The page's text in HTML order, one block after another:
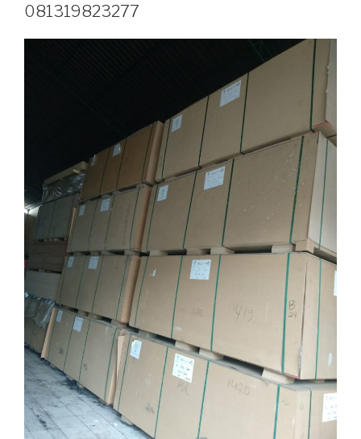
081319823277